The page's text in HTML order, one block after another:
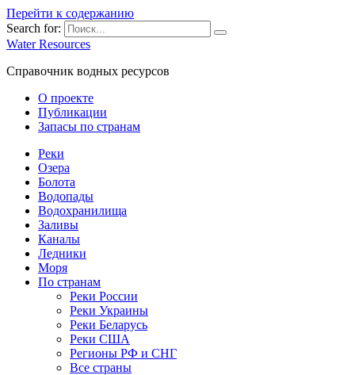
Перейти к содержанию
Search for:
Water Resources
Справочник водных ресурсов
О проекте
Публикации
Запасы по странам
Реки
Озера
Болота
Водопады
Водохранилища
Заливы
Каналы
Ледники
Моря
По странам
Реки России
Реки Украины
Реки Беларусь
Реки США
Регионы РФ и СНГ
Все страны